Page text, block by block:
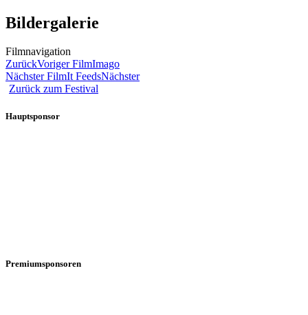
Bildergalerie
Filmnavigation
ZurückVoriger FilmImago
Nächster FilmIt FeedsNächster
Zurück zum Festival
Hauptsponsor
Premiumsponsoren